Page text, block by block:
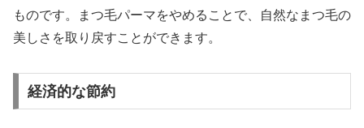
ものです。まつ毛パーマをやめることで、自然なまつ毛の
美しさを取り戻すことができます。
経済的な節約